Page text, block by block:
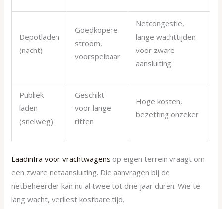
Depotladen
(nacht)
Goedkopere
stroom,
voorspelbaar
Netcongestie,
lange wachttijden
voor zware
aansluiting
Publiek
laden
(snelweg)
Geschikt
voor lange
ritten
Hoge kosten,
bezetting onzeker
Laadinfra voor vrachtwagens op eigen terrein vraagt om
een zware netaansluiting. Die aanvragen bij de
netbeheerder kan nu al twee tot drie jaar duren. Wie te
lang wacht, verliest kostbare tijd.